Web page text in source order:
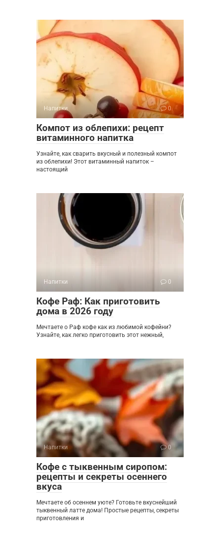
Напитки 0
Компот из облепихи: рецепт
витаминного напитка
Узнайте, как сварить вкусный и полезный компот
из облепихи! Этот витаминный напиток –
настоящий
Напитки 0
Кофе Раф: Как приготовить
дома в 2026 году
Мечтаете о Раф кофе как из любимой кофейни?
Узнайте, как легко приготовить этот нежный,
Напитки 0
Кофе с тыквенным сиропом:
рецепты и секреты осеннего
вкуса
Мечтаете об осеннем уюте? Готовьте вкуснейший
тыквенный латте дома! Простые рецепты, секреты
приготовления и